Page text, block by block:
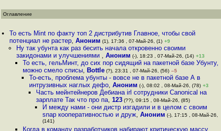
Оглавление
То есть Mint по факту топ 2 дистрибутив Главное, чтобы свой
потенциал не растер,Аноним (1), 17:36 , 07-Май-26, (1) +9
Ну так убунта как раз бесить начала откровенно своими
закидонами и улучшениями , Аноним (-), 18:23 , 07-Май-26, (14) +13
То есть, гельМинт, до сих пор сидящий на пакетной базе Убунту,
можно смело списы, Bottle(?), 23:31 , 07-Май-26, (56) –5
То-есть, проблема убунты - вовсе не в пакетной базе А в
интрузивных наглых дефо,Аноним (-), 08:02 , 08-Май-26, (78) +3
Часть мейнтейнеров Дебиана irl сотрудники Canonical на
зарплате Так что про па, 123(??), 09:15 , 08-Май-26, (85)
И между нами - они дистр изгадили и в целом с своим
snap кооперативностью и друж, Аноним (-), 17:15 , 08-Май-26,
(141)
Когда в команду разработчиков набирают критическую массу